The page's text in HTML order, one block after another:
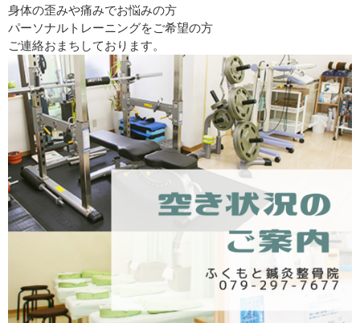
身体の歪みや痛みでお悩みの方
パーソナルトレーニングをご希望の方
ご連絡おまちしております。